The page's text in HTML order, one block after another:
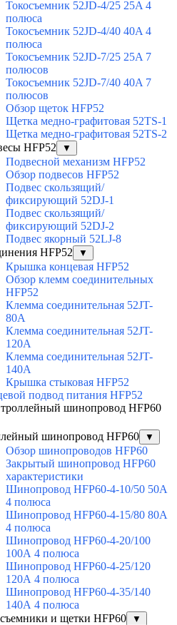
Токосъемник 52JD-4/25 25A 4
полюса
Токосъемник 52JD-4/40 40A 4
полюса
Токосъемник 52JD-7/25 25A 7
полюсов
Токосъемник 52JD-7/40 40A 7
полюсов
Обзор щеток HFP52
Щетка медно-графитовая 52TS-1
Щетка медно-графитовая 52TS-2
HFP52
▼
Подвесной механизм HFP52
Обзор подвесов HFP52
Подвес скользящий/
фиксирующий 52DJ-1
Подвес скользящий/
фиксирующий 52DJ-2
Подвес якорный 52LJ-8
HFP52
▼
Крышка концевая HFP52
Обзор клемм соединительных
HFP52
Клемма соединительная 52JT-
80A
Клемма соединительная 52JT-
120A
Клемма соединительная 52JT-
140A
Крышка стыковая HFP52
подвод питания HFP52
шинопровод HFP60
шинопровод HFP60 ▼
Обзор шинопроводов HFP60
Закрытый шинопровод HFP60
характеристики
Шинопровод HFP60-4-10/50 50А
4 полюса
Шинопровод HFP60-4-15/80 80А
4 полюса
Шинопровод HFP60-4-20/100
100А 4 полюса
Шинопровод HFP60-4-25/120
120А 4 полюса
Шинопровод HFP60-4-35/140
140А 4 полюса
и щетки HFP60
▼